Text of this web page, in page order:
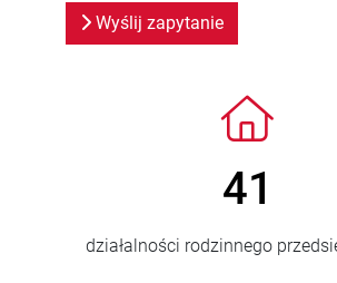
Wyślij zapytanie
> 3
sprzedanych